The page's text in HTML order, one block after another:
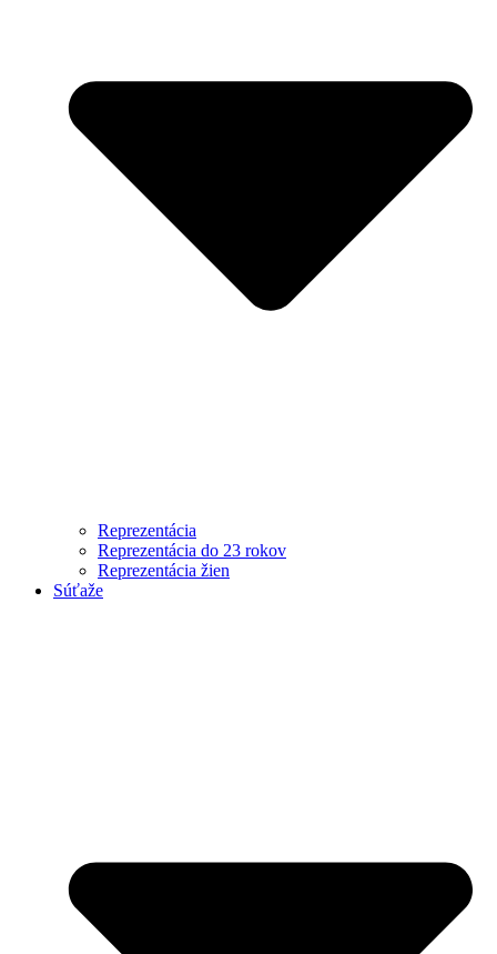
Reprezentácia
Reprezentácia do 23 rokov
Reprezentácia žien
Súťaže